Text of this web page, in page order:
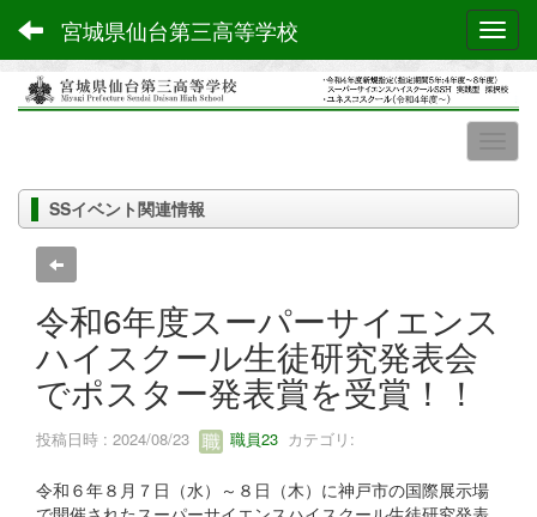
宮城県仙台第三高等学校
SSイベント関連情報
令和6年度スーパーサイエンス
ハイスクール生徒研究発表会
でポスター発表賞を受賞！！
投稿日時 : 2024/08/23 職員23 カテゴリ:
令和６年８月７日（水）～８日（木）に神戸市の国際展示場